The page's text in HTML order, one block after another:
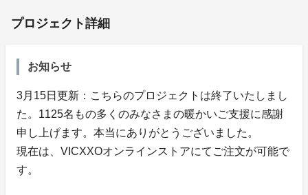
プロジェクト詳細
お知らせ
3月15日更新：こちらのプロジェクトは終了いたしまし
た。1125名もの多くのみなさまの暖かいご支援に感謝
申し上げます。本当にありがとうございました。
現在は、VICXXOオンラインストアにてご注文が可能で
す。